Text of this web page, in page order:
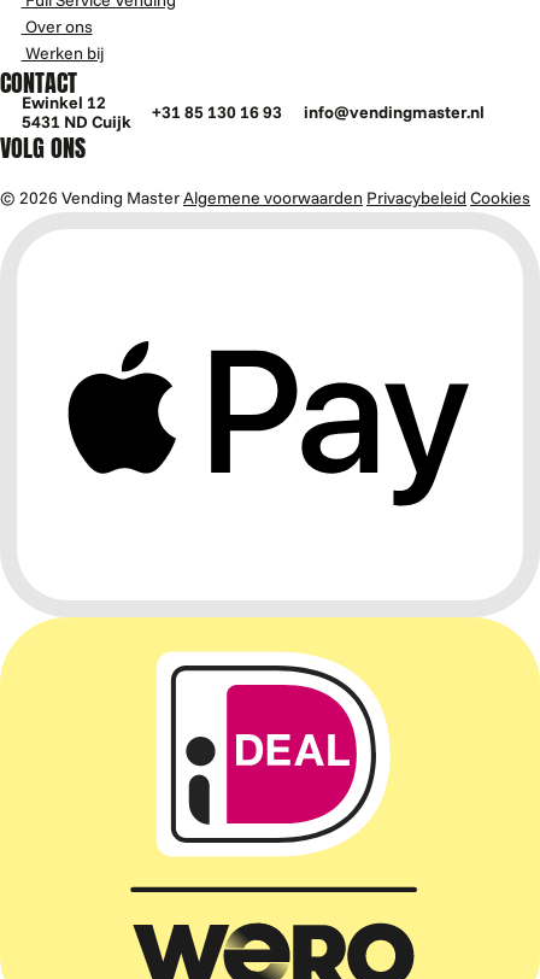
Over ons
Werken bij
CONTACT
Ewinkel 12
5431 ND Cuijk
+31 85 130 16 93 info@vendingmaster.nl
VOLG ONS
© 2026 Vending MasterAlgemene voorwaarden Privacybeleid Cookies